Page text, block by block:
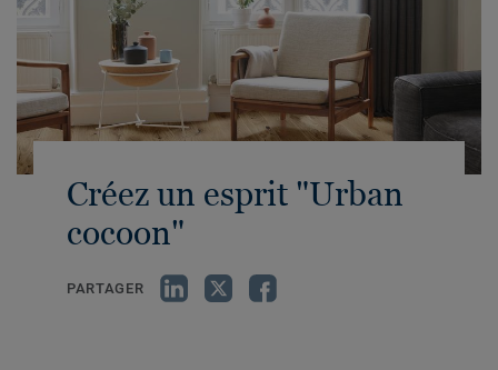
Créez un esprit "Urban
cocoon"
PARTAGER